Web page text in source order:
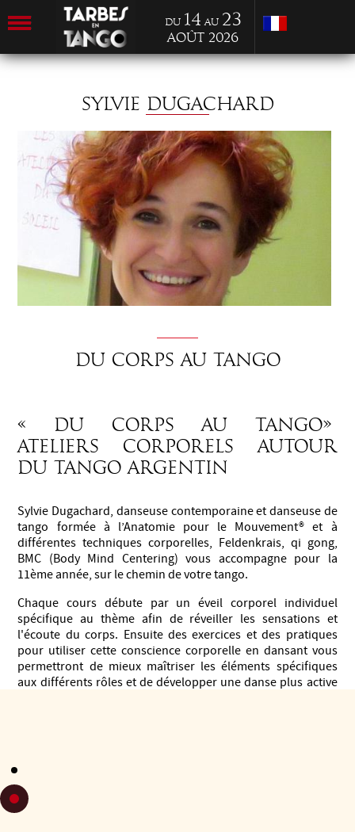
du 14 au 23
Août 2026
SYLVIE DUGACHARD
Du corps au Tango
« Du corps au tango»
Ateliers corporels autour
du tango argentin
Sylvie Dugachard, danseuse contemporaine et danseuse de
tango formée à l’Anatomie pour le Mouvement® et à
différentes techniques corporelles, Feldenkrais, qi gong,
BMC (Body Mind Centering) vous accompagne pour la
11ème année, sur le chemin de votre tango.
Chaque cours débute par un éveil corporel individuel
spécifique au thème afin de réveiller les sensations et
l'écoute du corps. Ensuite des exercices et des pratiques
pour utiliser cette conscience corporelle en dansant vous
permettront de mieux maîtriser les éléments spécifiques
aux différents rôles et de développer une danse plus active
Confort, stabilité et expressivité des pieds